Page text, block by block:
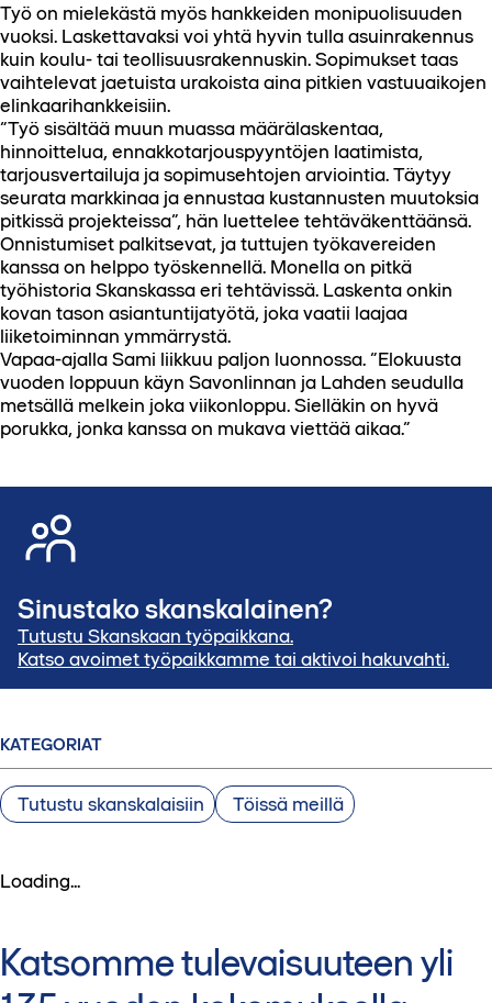
Työ on mielekästä myös hankkeiden monipuolisuuden
vuoksi. Laskettavaksi voi yhtä hyvin tulla asuinrakennus
kuin koulu- tai teollisuusrakennuskin. Sopimukset taas
vaihtelevat jaetuista urakoista aina pitkien vastuuaikojen
elinkaarihankkeisiin.
”Työ sisältää muun muassa määrälaskentaa,
hinnoittelua, ennakkotarjouspyyntöjen laatimista,
tarjousvertailuja ja sopimusehtojen arviointia. Täytyy
seurata markkinaa ja ennustaa kustannusten muutoksia
pitkissä projekteissa”, hän luettelee tehtäväkenttäänsä.
Onnistumiset palkitsevat, ja tuttujen työkavereiden
kanssa on helppo työskennellä. Monella on pitkä
työhistoria Skanskassa eri tehtävissä. Laskenta onkin
kovan tason asiantuntijatyötä, joka vaatii laajaa
liiketoiminnan ymmärrystä.
Vapaa-ajalla Sami liikkuu paljon luonnossa. ”Elokuusta
vuoden loppuun käyn Savonlinnan ja Lahden seudulla
metsällä melkein joka viikonloppu. Sielläkin on hyvä
porukka, jonka kanssa on mukava viettää aikaa.”
Sinustako skanskalainen?
Tutustu Skanskaan työpaikkana.
Katso avoimet työpaikkamme tai aktivoi hakuvahti.
KATEGORIAT
Tutustu skanskalaisiin Töissä meillä
Loading...
Katsomme tulevaisuuteen yli